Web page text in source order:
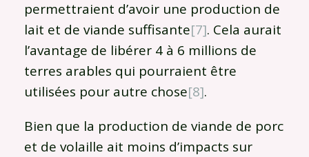
permettraient d’avoir une production de
lait et de viande suffisante[7]. Cela aurait
l’avantage de libérer 4 à 6 millions de
terres arables qui pourraient être
utilisées pour autre chose[8].
Bien que la production de viande de porc
et de volaille ait moins d’impacts sur